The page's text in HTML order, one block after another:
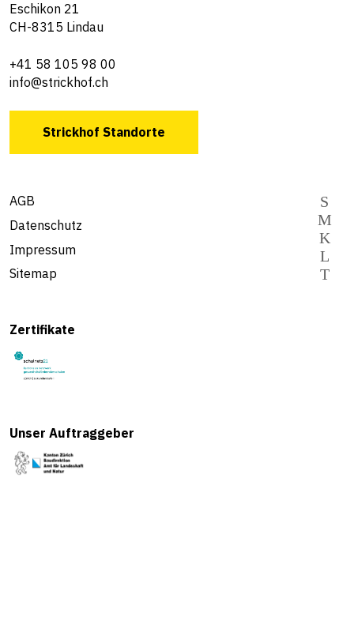
Eschikon 21
CH-8315 Lindau
+41 58 105 98 00
info@strickhof.ch
Strickhof Standorte
AGB
Datenschutz
Impressum
Sitemap
Zertifikate
Unser Auftraggeber